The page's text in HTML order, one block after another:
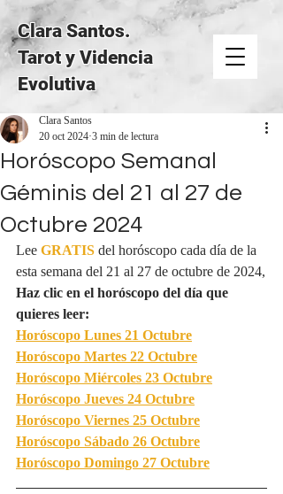
Clara Santos.
Tarot y Videncia
Evolutiva
Horóscopo Semanal
Géminis del 21 al 27 de
Octubre 2024
Clara Santos
20 oct 20243 min de lectura
Lee GRATISdel horóscopo cada día de la
esta semana del 21 al 27 de octubre de 2024,
Haz clic en el horóscopo del día que
quieres leer:
Horóscopo Lunes 21 Octubre
Horóscopo Martes 22 Octubre
Horóscopo Miércoles 23 Octubre
Horóscopo Jueves 24 Octubre
Horóscopo Viernes 25 Octubre
Horóscopo Sábado 26 Octubre
Horóscopo Domingo 27 Octubre